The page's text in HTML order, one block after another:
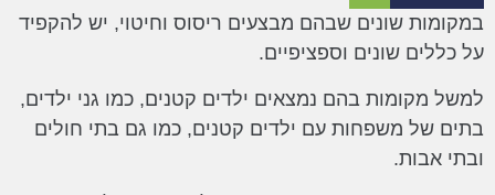
במקומות שונים שבהם מבצעים ריסוס וחיטוי, יש להקפיד
על כללים שונים וספציפיים.
למשל מקומות בהם נמצאים ילדים קטנים, כמו גני ילדים,
בתים של משפחות עם ילדים קטנים, כמו גם בתי חולים
ובתי אבות.